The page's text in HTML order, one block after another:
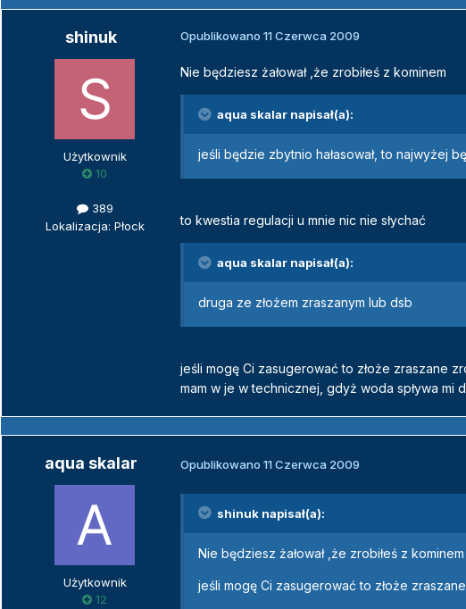
shinuk
Użytkownik
10
389
Lokalizacja: Płock
Opublikowano 11 Czerwca 2009
Nie będziesz żałował ,że zrobiłeś z kominem
aqua skalar napisał(a):
jeśli będzie zbytnio hałasował, to najwyżej
to kwestia regulacji u mnie nic nie słychać
aqua skalar napisał(a):
druga ze złożem zraszanym lub dsb
jeśli mogę Ci zasugerować to złoże zraszane
mam w je w technicznej, gdyż woda spływa mi
aqua skalar
Użytkownik
12
Opublikowano 11 Czerwca 2009
shinuk napisał(a):
Nie będziesz żałował ,że zrobiłeś z kominem
jeśli mogę Ci zasugerować to złoże